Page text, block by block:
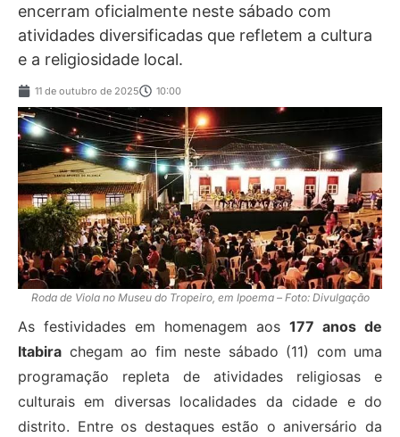
encerram oficialmente neste sábado com
atividades diversificadas que refletem a cultura
e a religiosidade local.
11 de outubro de 2025 10:00
Roda de Viola no Museu do Tropeiro, em Ipoema – Foto: Divulgação
As festividades em homenagem aos 177 anos de
Itabira chegam ao fim neste sábado (11) com uma
programação repleta de atividades religiosas e
culturais em diversas localidades da cidade e do
distrito. Entre os destaques estão o aniversário da